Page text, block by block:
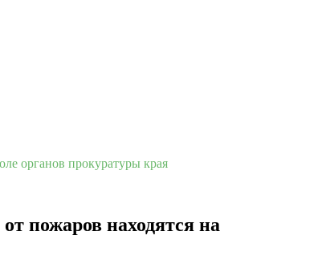
органов прокуратуры края
пожаров находятся на